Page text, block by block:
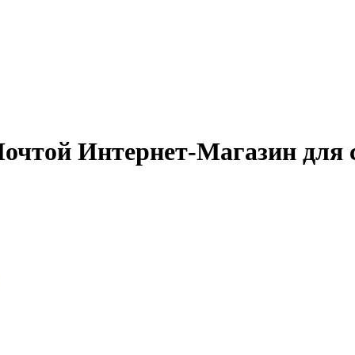
Интернет-Магазин для